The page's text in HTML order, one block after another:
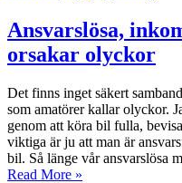
Ansvarslösa,
orsakar olyckor
Det finns inget säkert
som amatörer kallar olyckor.
genom att köra bil fulla,
viktiga är ju att man är
bil. Så länge vår ansvarslösa
Read More »